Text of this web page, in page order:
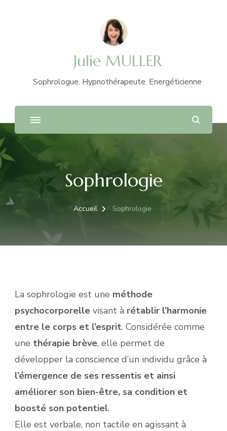
Julie MULLER
Sophrologue. Hypnothérapeute. Energéticienne
Sophrologie
Accueil Sophrologie
La sophrologie est une méthode
psychocorporelle visant à rétablir l’harmonie
entre le corps et l’esprit. Considérée comme
une thérapie brève, elle permet de
développer la conscience d’un individu grâce à
l’émergence de ses ressentis et ainsi
améliorer son bien-être, sa condition et
boosté son potentiel.
Elle est verbale, non tactile en agissant à